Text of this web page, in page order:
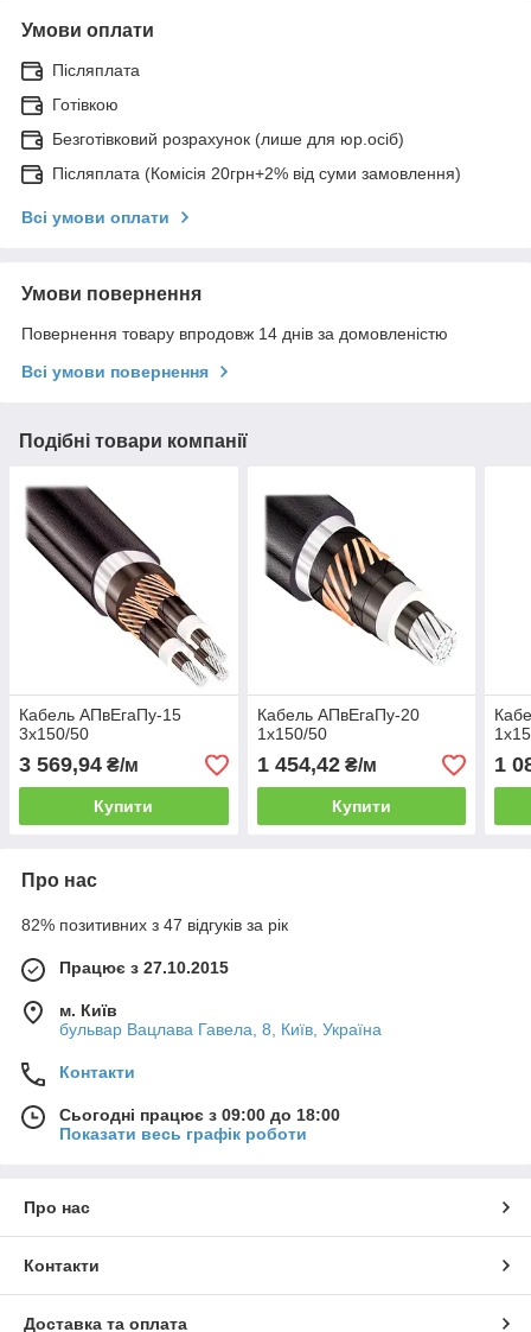
Умови оплати
Післяплата
Готівкою
Безготівковий розрахунок (лише для юр.осіб)
Післяплата (Комісія 20грн+2% від суми замовлення)
Всі умови оплати
Умови повернення
Повернення товару впродовж 14 днів за домовленістю
Всі умови повернення
Подібні товари компанії
Кабель АПвЕгаПу‑15
3х150/50
3 569,94 ₴/м
Купити
Кабель АПвЕгаПу-20
1х150/50
1 454,42₴/м
Купити
1
Про нас
82% позитивних з 47 відгуків за рік
Працює з 27.10.2015
м. Київ
бульвар Вацлава Гавела, 8, Київ, Україна
Контакти
Сьогодні працює з 09:00 до 18:00
Показати весь графік роботи
Про нас
Контакти
Доставка та оплата